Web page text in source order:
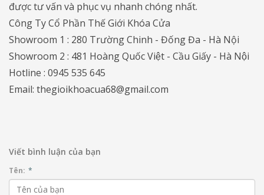
được tư vấn và phục vụ nhanh chóng nhất.
Công Ty Cổ Phần Thế Giới Khóa Cửa
Showroom 1 : 280 Trường Chinh - Đống Đa - Hà Nội
Showroom 2 : 481 Hoàng Quốc Việt - Cầu Giấy - Hà Nội
Hotline : 0945 535 645
Email: thegioikhoacua68@gmail.com
Viết bình luận của bạn
Tên: *